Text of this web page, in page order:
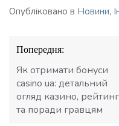
Опубліковано в Новини,
Навігація
записів
Попередня:
Як отримати бонуси
casino ua: детальний
огляд казино, рейтинг
та поради гравцям